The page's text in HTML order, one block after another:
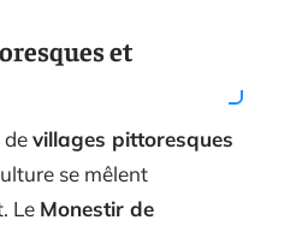
et
devillages pittoresques
se mêlent
Le Monestir de